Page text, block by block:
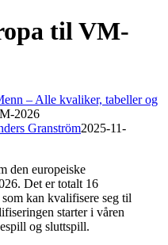
til VM-
– Alle kvaliker, tabeller og
2026
Granström2025-11-
den europeiske
Det er totalt 16
kan kvalifisere seg til
starter i våren
og sluttspill.